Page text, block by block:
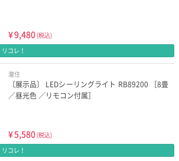
¥9,480 (税込)
リコレ！
瀧住
〔展示品〕 LEDシーリングライト RB89200 ［8畳
／昼光色 ／リモコン付属］
¥5,580 (税込)
リコレ！